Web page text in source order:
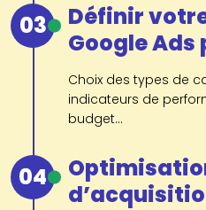
03
Définir
Google
Choix des types de
indicateurs de
budget...
04